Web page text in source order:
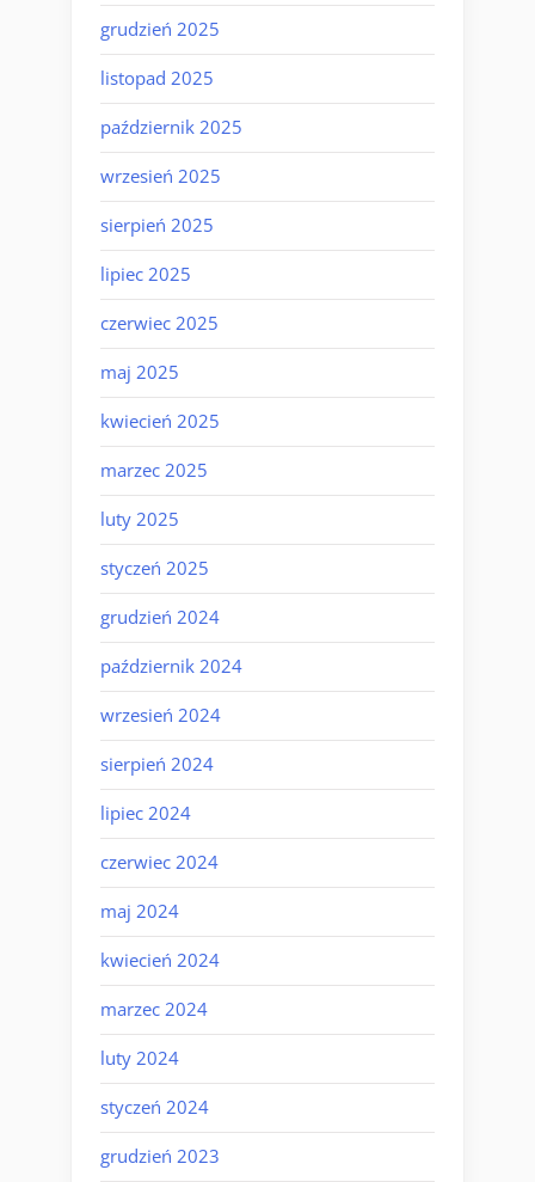
grudzień 2025
listopad 2025
październik 2025
wrzesień 2025
sierpień 2025
lipiec 2025
czerwiec 2025
maj 2025
kwiecień 2025
marzec 2025
luty 2025
styczeń 2025
grudzień 2024
październik 2024
wrzesień 2024
sierpień 2024
lipiec 2024
czerwiec 2024
maj 2024
kwiecień 2024
marzec 2024
luty 2024
styczeń 2024
grudzień 2023